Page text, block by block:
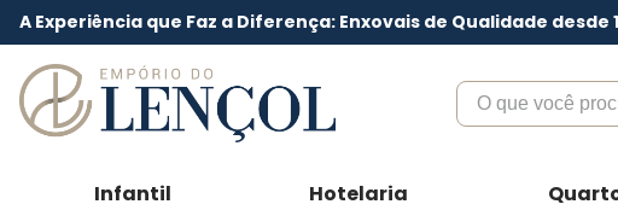
A Experiência que Faz a Diferença: Enxovais de Qualidade desde
O que você
Infantil Hotelaria